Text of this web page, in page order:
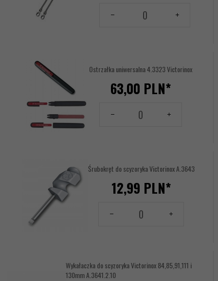
Ostrzałka uniwersalna 4.3323 Victorinox
63,00 PLN*
Śrubokręt do scyzoryka Victorinox A.3643
12,99 PLN*
Wykałaczka do scyzoryka Victorinox 84,85,91,111 i
130mm A.3641.2.10